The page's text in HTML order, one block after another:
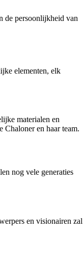
de persoonlijkheid van
elementen, elk
materialen en
Chaloner en haar team.
nog vele generaties
en visionairen zal